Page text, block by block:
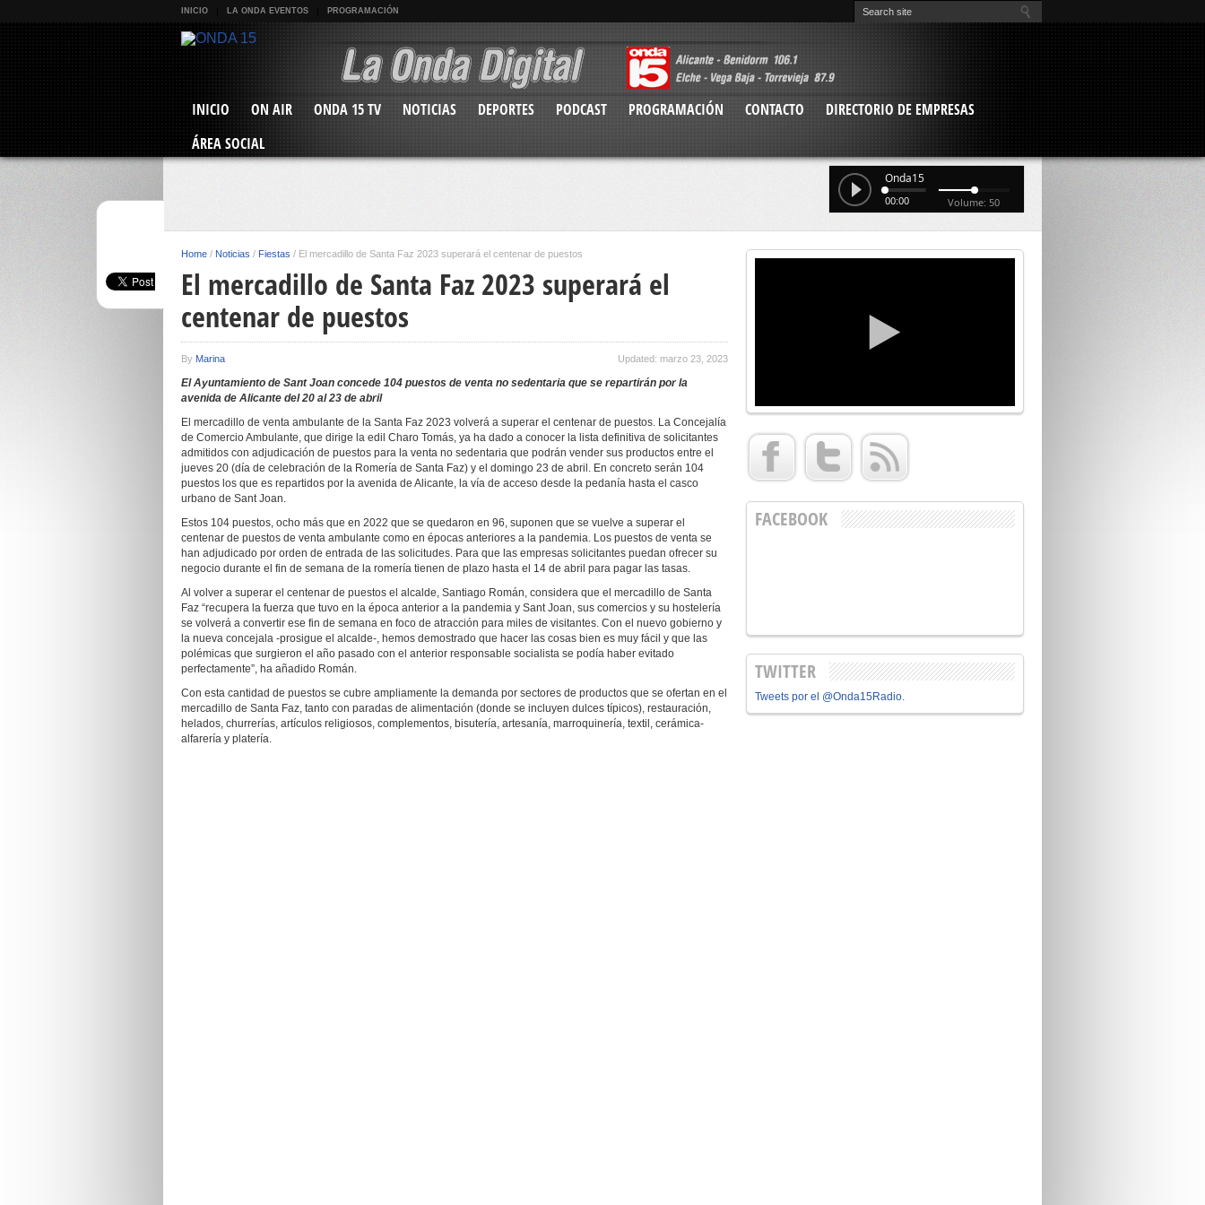
INICIO LA ONDA EVENTOS PROGRAMACIÓN
INICIO ON AIR ONDA 15 TV NOTICIAS DEPORTES PODCAST PROGRAMACIÓN CONTACTO
DIRECTORIO DE EMPRESAS
ÁREA SOCIAL
Onda15
00:00 Volume: 50
Home / Noticias / Fiestas / El mercadillo de Santa Faz 2023 superará el centenar de puestos
El mercadillo de Santa Faz 2023 superará el
centenar de puestos
By Marina Updated: marzo 23, 2023
El Ayuntamiento de Sant Joan concede 104 puestos de venta no sedentaria que se repartirán por la
avenida de Alicante del 20 al 23 de abril
El mercadillo de venta ambulante de la Santa Faz 2023 volverá a superar el centenar de puestos. La Concejalía
de Comercio Ambulante, que dirige la edil Charo Tomás, ya ha dado a conocer la lista definitiva de solicitantes
admitidos con adjudicación de puestos para la venta no sedentaria que podrán vender sus productos entre el
jueves 20 (día de celebración de la Romería de Santa Faz) y el domingo 23 de abril. En concreto serán 104
puestos los que es repartidos por la avenida de Alicante, la vía de acceso desde la pedanía hasta el casco
urbano de Sant Joan.
Estos 104 puestos, ocho más que en 2022 que se quedaron en 96, suponen que se vuelve a superar el
centenar de puestos de venta ambulante como en épocas anteriores a la pandemia. Los puestos de venta se
han adjudicado por orden de entrada de las solicitudes. Para que las empresas solicitantes puedan ofrecer su
negocio durante el fin de semana de la romería tienen de plazo hasta el 14 de abril para pagar las tasas.
Al volver a superar el centenar de puestos el alcalde, Santiago Román, considera que el mercadillo de Santa
Faz “recupera la fuerza que tuvo en la época anterior a la pandemia y Sant Joan, sus comercios y su hostelería
se volverá a convertir ese fin de semana en foco de atracción para miles de visitantes. Con el nuevo gobierno y
la nueva concejala -prosigue el alcalde-, hemos demostrado que hacer las cosas bien es muy fácil y que las
polémicas que surgieron el año pasado con el anterior responsable socialista se podía haber evitado
perfectamente”, ha añadido Román.
Con esta cantidad de puestos se cubre ampliamente la demanda por sectores de productos que se ofertan en el
mercadillo de Santa Faz, tanto con paradas de alimentación (donde se incluyen dulces típicos), restauración,
helados, churrerías, artículos religiosos, complementos, bisutería, artesanía, marroquinería, textil, cerámica-
alfarería y platería.
FACEBOOK
TWITTER
Tweets por el @Onda15Radio.